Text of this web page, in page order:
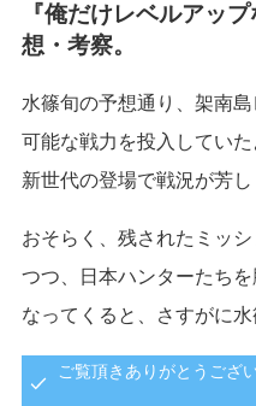
『俺だけレベルアッ
想・考察。
水篠旬の予想通り、架南
可能な戦力を投入してい
新世代の登場で戦況が芳し
おそらく、残されたミッ
つつ、日本ハンターたち
なってくると、さすがに
ご覧頂きありがとうござ